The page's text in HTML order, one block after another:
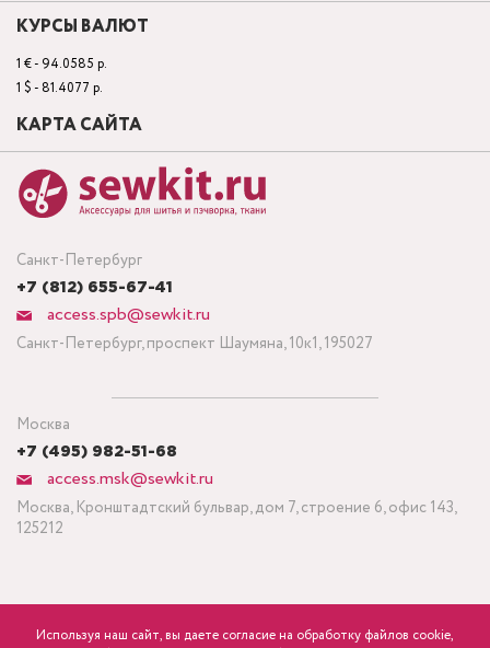
Санкт-Петербург
+7 (812) 655-67-41
access.spb@sewkit.ru
Санкт-Петербург, проспект Шаумяна, 10к1, 195027
Москва
+7 (495) 982-51-68
access.msk@sewkit.ru
Москва, Кронштадтский бульвар, дом 7, строение 6, офис 143,
125212
КУРСЫ ВАЛЮТ
1 € - 94.0585 р.
1 $ - 81.4077 р.
КАРТА САЙТА
ПОДПИСАТЬСЯ НА НОВОСТИ
Используя наш сайт, вы даете согласие на обработку файлов cookie,